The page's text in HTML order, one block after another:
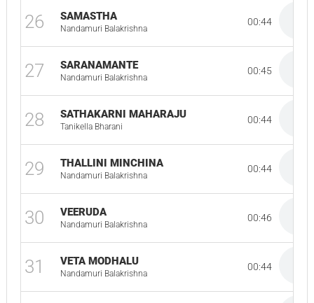
26 SAMASTHA
Nandamuri Balakrishna
00:44
27 SARANAMANTE
Nandamuri Balakrishna
00:45
28 SATHAKARNI MAHARAJU
Tanikella Bharani
00:44
29 THALLINI MINCHINA
Nandamuri Balakrishna
00:44
30 VEERUDA
Nandamuri Balakrishna
00:46
31 VETA MODHALU
Nandamuri Balakrishna
00:44